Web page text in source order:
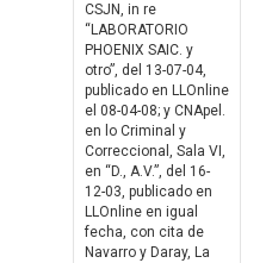
CSJN, in re
“LABORATORIO
PHOENIX SAIC. y
otro”, del 13-07-04,
publicado en LLOnline
el 08-04-08; y CNApel.
en lo Criminal y
Correccional, Sala VI,
en “D., A.V.”, del 16-
12-03, publicado en
LLOnline en igual
fecha, con cita de
Navarro y Daray, La